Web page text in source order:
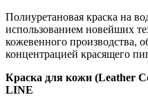
Полиуретановая краска на
использованием новейших
кожевенного производства,
концентрацией красящего
Краска для кожи (Leather
LINE